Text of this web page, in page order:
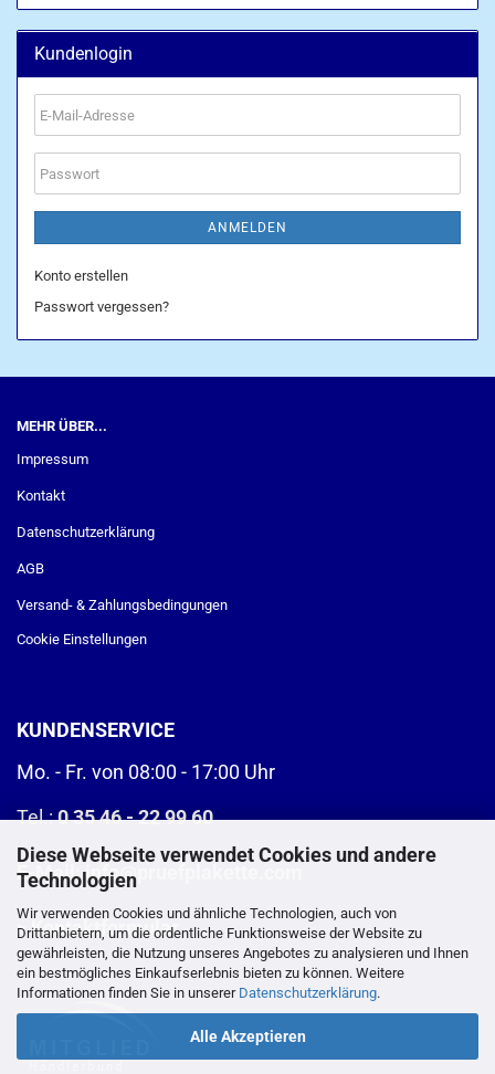
Diese Webseite verwendet Cookies und andere
Technologien
Wir verwenden Cookies und ähnliche Technologien, auch von
Drittanbietern, um die ordentliche Funktionsweise der Website zu
gewährleisten, die Nutzung unseres Angebotes zu analysieren und Ihnen
ein bestmögliches Einkaufserlebnis bieten zu können. Weitere
Informationen finden Sie in unserer Datenschutzerklärung.
Alle Akzeptieren
Kundenlogin
E-
Mail-
Adresse
Passwort
ANMELDEN
Konto erstellen
Passwort vergessen?
MEHR ÜBER...
Impressum
Kontakt
Datenschutzerklärung
AGB
Versand- & Zahlungsbedingungen
Cookie Einstellungen
KUNDENSERVICE
Mo. - Fr. von 08:00 - 17:00 Uhr
Tel.:0 35 46 - 22 99 60
E-Mail:info@pruefplakette.com
>Kontaktformular